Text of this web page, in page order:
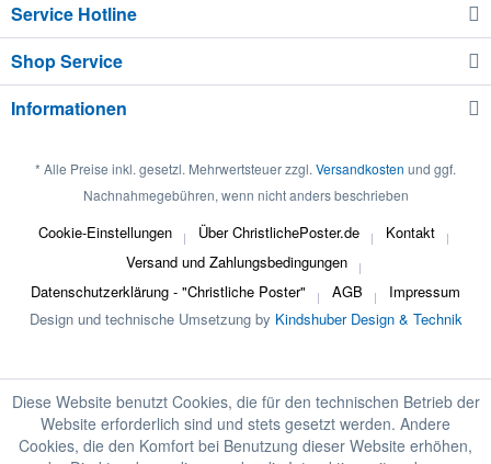
Service Hotline
Shop Service
Informationen
* Alle Preise inkl. gesetzl. Mehrwertsteuer zzgl. Versandkosten und ggf.
Nachnahmegebühren, wenn nicht anders beschrieben
Cookie-Einstellungen Über ChristlichePoster.de
Kontakt
Versand und Zahlungsbedingungen
Datenschutzerklärung - "Christliche Poster"
AGB
Impressum
Design und technische Umsetzung by Kindshuber Design & Technik
Diese Website benutzt Cookies, die für den technischen Betrieb der
Website erforderlich sind und stets gesetzt werden. Andere
Cookies, die den Komfort bei Benutzung dieser Website erhöhen,